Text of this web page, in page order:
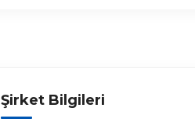
Şirket Bilgileri